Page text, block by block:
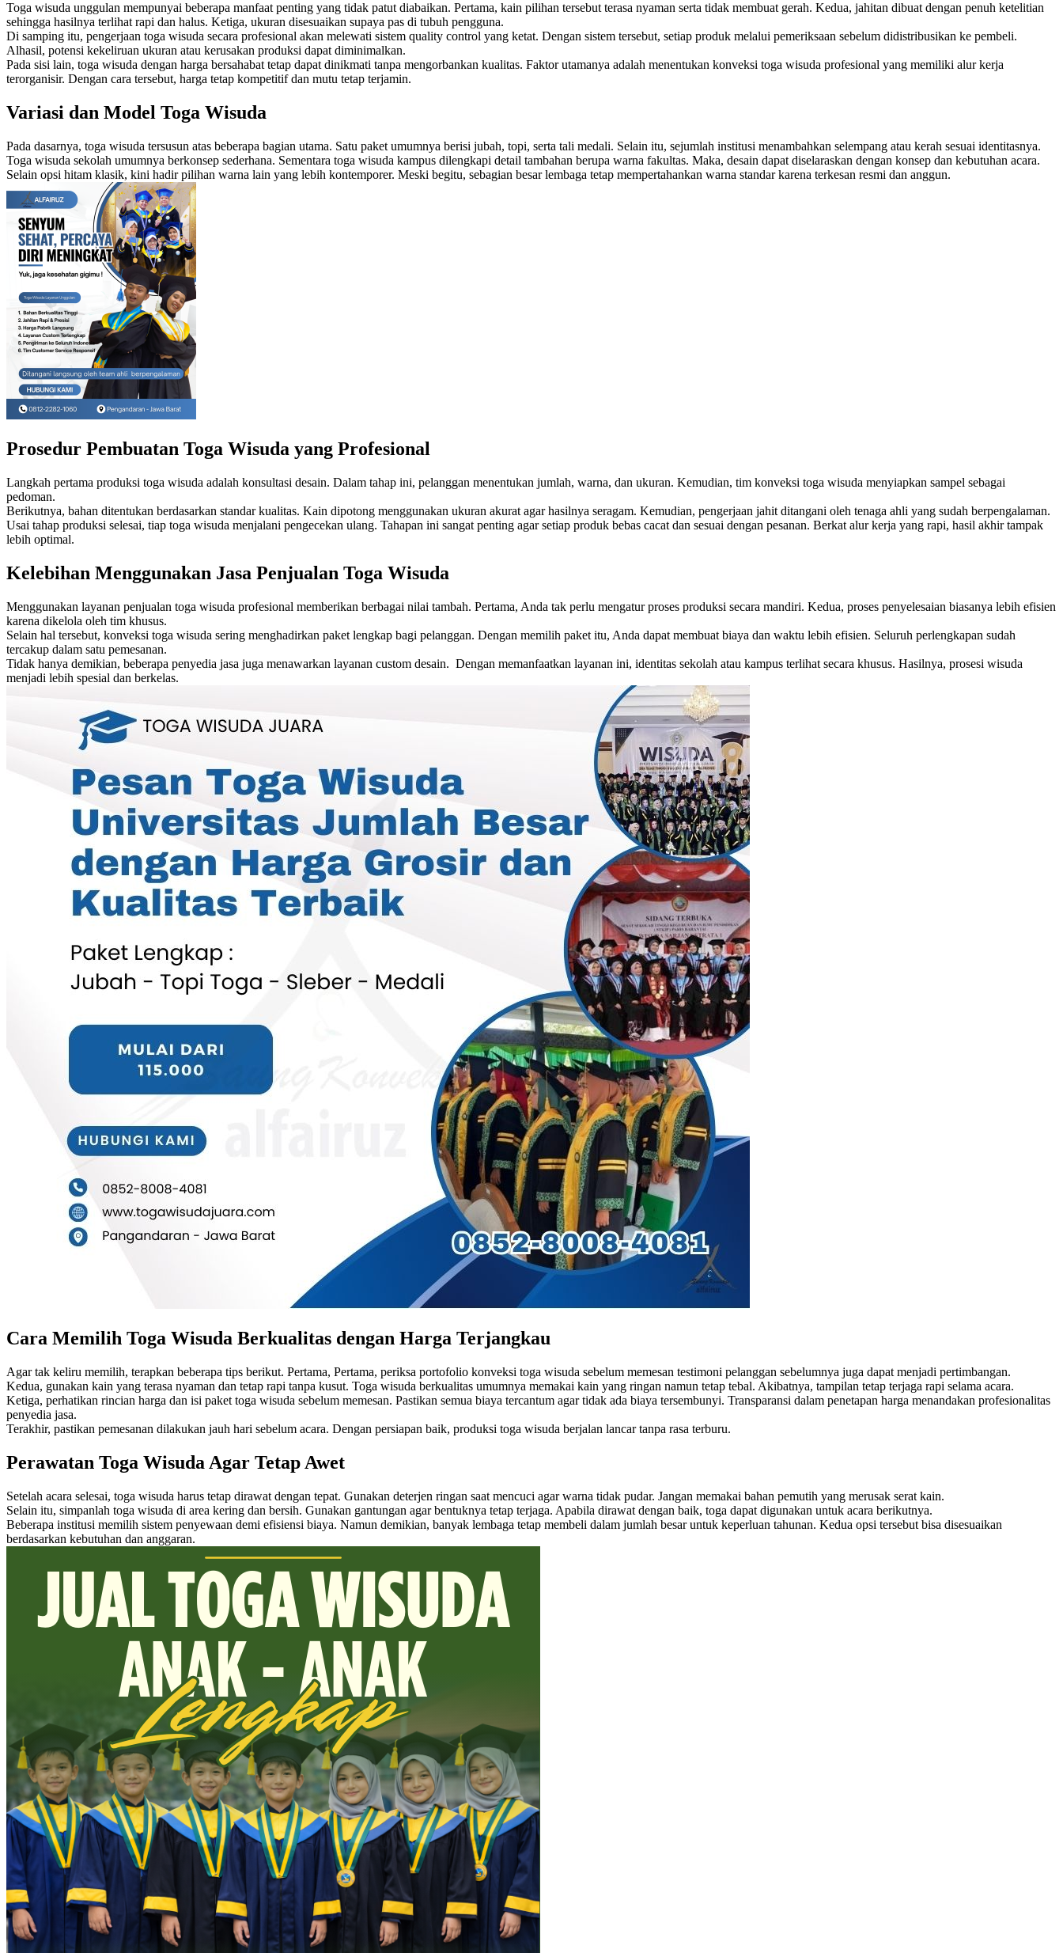
Toga wisuda unggulan mempunyai beberapa manfaat penting yang tidak patut diabaikan. Pertama, kain pilihan tersebut terasa nyaman serta tidak membuat gerah. Kedua, jahitan dibuat dengan penuh ketelitian
sehingga hasilnya terlihat rapi dan halus. Ketiga, ukuran disesuaikan supaya pas di tubuh pengguna.
Di samping itu, pengerjaan toga wisuda secara profesional akan melewati sistem quality control yang ketat. Dengan sistem tersebut, setiap produk melalui pemeriksaan sebelum didistribusikan ke pembeli.
Alhasil, potensi kekeliruan ukuran atau kerusakan produksi dapat diminimalkan.
Pada sisi lain, toga wisuda dengan harga bersahabat tetap dapat dinikmati tanpa mengorbankan kualitas. Faktor utamanya adalah menentukan konveksi toga wisuda profesional yang memiliki alur kerja
terorganisir. Dengan cara tersebut, harga tetap kompetitif dan mutu tetap terjamin.
Variasi dan Model Toga Wisuda
Pada dasarnya, toga wisuda tersusun atas beberapa bagian utama. Satu paket umumnya berisi jubah, topi, serta tali medali. Selain itu, sejumlah institusi menambahkan selempang atau kerah sesuai identitasnya.
Toga wisuda sekolah umumnya berkonsep sederhana. Sementara toga wisuda kampus dilengkapi detail tambahan berupa warna fakultas. Maka, desain dapat diselaraskan dengan konsep dan kebutuhan acara.
Selain opsi hitam klasik, kini hadir pilihan warna lain yang lebih kontemporer. Meski begitu, sebagian besar lembaga tetap mempertahankan warna standar karena terkesan resmi dan anggun.
Prosedur Pembuatan Toga Wisuda yang Profesional
Langkah pertama produksi toga wisuda adalah konsultasi desain. Dalam tahap ini, pelanggan menentukan jumlah, warna, dan ukuran. Kemudian, tim konveksi toga wisuda menyiapkan sampel sebagai
pedoman.
Berikutnya, bahan ditentukan berdasarkan standar kualitas. Kain dipotong menggunakan ukuran akurat agar hasilnya seragam. Kemudian, pengerjaan jahit ditangani oleh tenaga ahli yang sudah berpengalaman.
Usai tahap produksi selesai, tiap toga wisuda menjalani pengecekan ulang. Tahapan ini sangat penting agar setiap produk bebas cacat dan sesuai dengan pesanan. Berkat alur kerja yang rapi, hasil akhir tampak
lebih optimal.
Kelebihan Menggunakan Jasa Penjualan Toga Wisuda
Menggunakan layanan penjualan toga wisuda profesional memberikan berbagai nilai tambah. Pertama, Anda tak perlu mengatur proses produksi secara mandiri. Kedua, proses penyelesaian biasanya lebih efisien
karena dikelola oleh tim khusus.
Selain hal tersebut, konveksi toga wisuda sering menghadirkan paket lengkap bagi pelanggan. Dengan memilih paket itu, Anda dapat membuat biaya dan waktu lebih efisien. Seluruh perlengkapan sudah
tercakup dalam satu pemesanan.
Tidak hanya demikian, beberapa penyedia jasa juga menawarkan layanan custom desain. Dengan memanfaatkan layanan ini, identitas sekolah atau kampus terlihat secara khusus. Hasilnya, prosesi wisuda
menjadi lebih spesial dan berkelas.
Cara Memilih Toga Wisuda Berkualitas dengan Harga Terjangkau
Agar tak keliru memilih, terapkan beberapa tips berikut. Pertama, Pertama, periksa portofolio konveksi toga wisuda sebelum memesan testimoni pelanggan sebelumnya juga dapat menjadi pertimbangan.
Kedua, gunakan kain yang terasa nyaman dan tetap rapi tanpa kusut. Toga wisuda berkualitas umumnya memakai kain yang ringan namun tetap tebal. Akibatnya, tampilan tetap terjaga rapi selama acara.
Ketiga, perhatikan rincian harga dan isi paket toga wisuda sebelum memesan. Pastikan semua biaya tercantum agar tidak ada biaya tersembunyi. Transparansi dalam penetapan harga menandakan profesionalitas
penyedia jasa.
Terakhir, pastikan pemesanan dilakukan jauh hari sebelum acara. Dengan persiapan baik, produksi toga wisuda berjalan lancar tanpa rasa terburu.
Perawatan Toga Wisuda Agar Tetap Awet
Setelah acara selesai, toga wisuda harus tetap dirawat dengan tepat. Gunakan deterjen ringan saat mencuci agar warna tidak pudar. Jangan memakai bahan pemutih yang merusak serat kain.
Selain itu, simpanlah toga wisuda di area kering dan bersih. Gunakan gantungan agar bentuknya tetap terjaga. Apabila dirawat dengan baik, toga dapat digunakan untuk acara berikutnya.
Beberapa institusi memilih sistem penyewaan demi efisiensi biaya. Namun demikian, banyak lembaga tetap membeli dalam jumlah besar untuk keperluan tahunan. Kedua opsi tersebut bisa disesuaikan
berdasarkan kebutuhan dan anggaran.